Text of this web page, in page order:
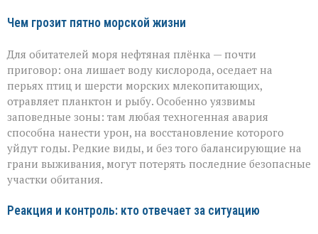
Чем грозит пятно морской жизни
Для обитателей моря нефтяная плёнка — почти
приговор: она лишает воду кислорода, оседает на
перьях птиц и шерсти морских млекопитающих,
отравляет планктон и рыбу. Особенно уязвимы
заповедные зоны: там любая техногенная авария
способна нанести урон, на восстановление которого
уйдут годы. Редкие виды, и без того балансирующие на
грани выживания, могут потерять последние безопасные
участки обитания.
Реакция и контроль: кто отвечает за ситуацию